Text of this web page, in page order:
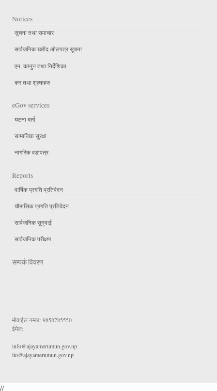
Notices
सूचना तथा समाचार
सार्वजनिक खरीद /बोलपत्र सूचना
एन, कानुन तथा निर्देशिका
कर तथा शुल्कहरु
eGov services
घटना दर्ता
सामाजिक सुरक्षा
नागरिक वडापत्र
Reports
वार्षिक प्रगति प्रतिवेदन
चौमासिक प्रगति प्रतिवेदन
सार्वजनिक सुनुवाई
सार्वजनिक परीक्षण
सम्पर्क विवरण
मोवाईल नम्बरः 9858785550
ईमेल:
info@ajayamerumun.gov.np
ito@ajayamerumun.gov.np
//